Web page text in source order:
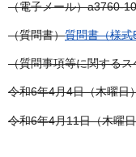
（電子メール）a3760-
（質問書）質問書（様
（質問事項等に関する
令和6年4月4日（木曜日
令和6年4月11日（木曜